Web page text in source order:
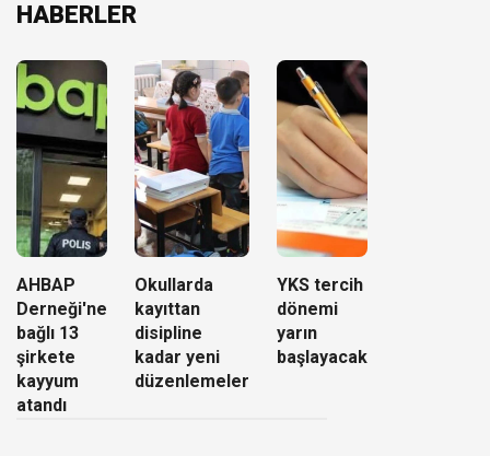
HABERLER
AHBAP
Derneği'ne
bağlı 13
şirkete
kayyum
atandı
Okullarda
kayıttan
disipline
kadar yeni
düzenlemeler
YKS tercih
dönemi
yarın
başlayacak